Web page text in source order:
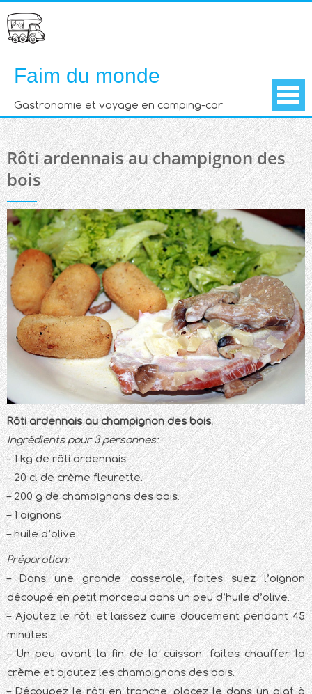
to
content
Faim du monde
Gastronomie et voyage en camping-car
Rôti ardennais au champignon des
bois
Rôti ardennais au champignon des bois.
Ingrédients pour 3 personnes:
– 1 kg de rôti ardennais
– 20 cl de crème fleurette.
– 200 g de champignons des bois.
– 1 oignons
– huile d’olive.
Préparation:
– Dans une grande casserole, faites suez l’oignon
découpé en petit morceau dans un peu d’huile d’olive.
– Ajoutez le rôti et laissez cuire doucement pendant 45
minutes.
– Un peu avant la fin de la cuisson, faites chauffer la
crème et ajoutez les champignons des bois.
– Découpez le rôti en tranche, placez le dans un plat à